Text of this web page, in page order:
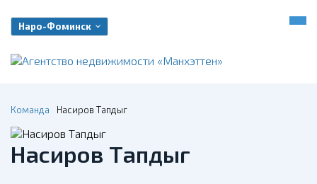
Наро-Фоминск
Команда Насиров Тапдыг
Насиров Тапдыг